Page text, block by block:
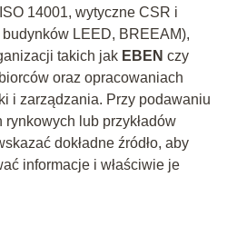
14001, wytyczne CSR i
LEED, BREEAM),
takich jak EBEN czy
oraz opracowaniach
i zarządzania. Przy podawaniu
lub przykładów
dokładne źródło, aby
informacje i właściwie je